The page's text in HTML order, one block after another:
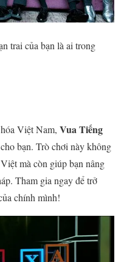
trai của bạn là ai trong
Việt Nam, Vua Tiếng
bạn. Trò chơi này không
mà còn giúp bạn nâng
Tham gia ngay để trở
chính mình!